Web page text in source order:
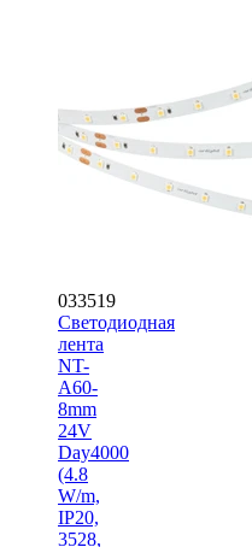
033519
Светодиодная
лента
NT-
A60-
8mm
24V
Day4000
(4.8
W/m,
IP20,
3528,